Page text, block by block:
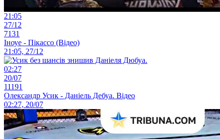
21:05
27/12
7131
Іноуе - Пікассо (Відео)
21:05, 27/12
02:27
20/07
11191
Олександр Усик - Даніель Дебуа. Відео
02:27, 20/07